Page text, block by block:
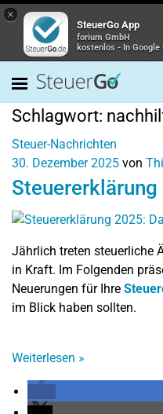
×
SteuerGo App
forium GmbH
kostenlos - In Google
Schlagwort:
Steuer-Nachrichten
30. Dezember 2025 von
Jährlich treten steuerliche
in Kraft. Im Folgenden
Neuerungen für Ihre
im Blick haben sollten.
Weiterlesen »